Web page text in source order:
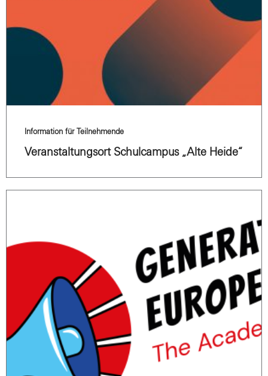
Information für Teilnehmende
Veranstaltungsort Schulcampus „Alte Heide“